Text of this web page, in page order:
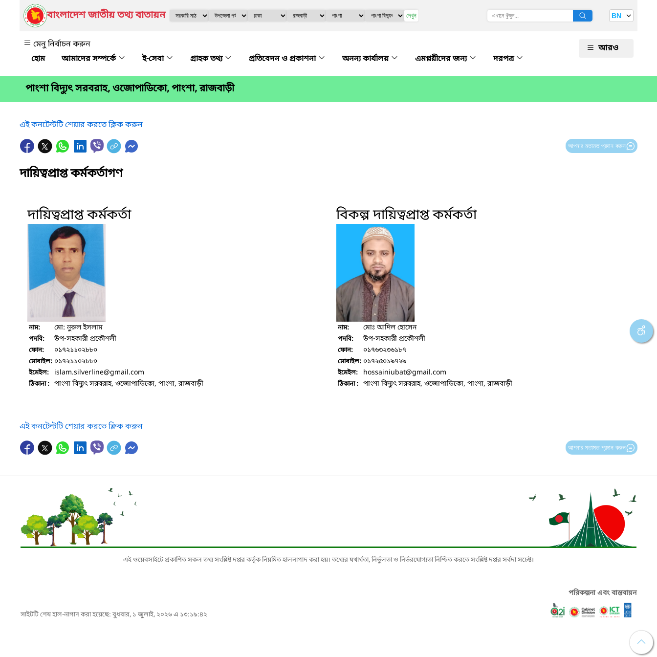
বাংলাদেশ জাতীয় তথ্য বাতায়ন দেখুন BN
মেনু নির্বাচন করুন
আমাদের সম্পর্কে
ই-সেবা গ্রাহক তথ্য প্রতিবেদন ও প্রকাশনা অনন্য কার্যালয় এমপ্লয়ীদের জন্য দরপত্র
আরও
পাংশা বিদ্যুৎ সরবরাহ, ওজোপাডিকো, পাংশা, রাজবাড়ী
এই কনটেন্টটি শেয়ার করতে ক্লিক করুন
আপনার মতামত প্রদান করুন
দায়িত্বপ্রাপ্ত কর্মকর্তাগণ
দায়িত্বপ্রাপ্ত কর্মকর্তা
নাম: মো: নুরুল ইসলাম
পদবি: উপ-সহকারী প্রকৌশলী
ফোন: ০১৭২১১০২৮৮০
মোবাইল: ০১৭২১১০২৮৮০
ইমেইল: islam.silverline@gmail.com
ঠিকানা : পাংশা বিদ্যুৎ সরবরাহ, ওজোপাডিকো, পাংশা, রাজবাড়ী
বিকল্প দায়িত্বপ্রাপ্ত কর্মকর্তা
নাম: মোঃ আদিল হোসেন
পদবি: উপ-সহকারী প্রকৌশলী
ফোন: ০১৭৬৩২৩৬১৮৭
মোবাইল: ০১৭২৫০১৯৭২৯
ইমেইল: hossainiubat@gmail.com
ঠিকানা : পাংশা বিদ্যুৎ সরবরাহ, ওজোপাডিকো, পাংশা, রাজবাড়ী
এই কনটেন্টটি শেয়ার করতে ক্লিক করুন
আপনার মতামত প্রদান করুন
এই ওয়েবসাইটে প্রকাশিত সকল তথ্য সংশ্লিষ্ট দপ্তর কর্তৃক নিয়মিত হালনাগাদ করা হয়। তথ্যের যথার্থতা, নির্ভুলতা ও নির্ভরযোগ্যতা নিশ্চিত করতে সংশ্লিষ্ট দপ্তর সর্বদা সচেষ্ট।
সাইটটি শেষ হাল-নাগাদ করা হয়েছে: বুধবার, ১ জুলাই, ২০২৬ এ ১৩:১৯:৪২
পরিকল্পনা এবং বাস্তবায়ন